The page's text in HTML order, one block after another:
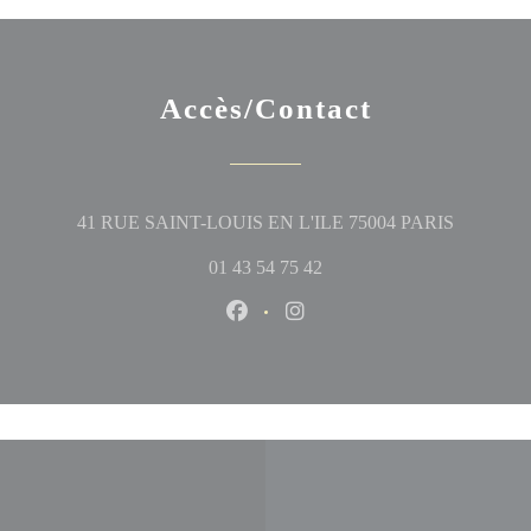
Accès/Contact
41 RUE SAINT-LOUIS EN L'ILE 75004 PARIS
01 43 54 75 42
Facebook ((ouvre une nouvelle